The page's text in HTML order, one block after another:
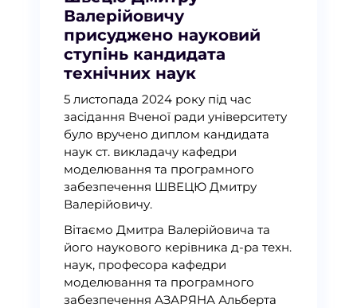
Валерійовичу
присуджено науковий
ступінь кандидата
технічних наук
5 листопада 2024 року під час
засідання Вченої ради університету
було вручено диплом кандидата
наук ст. викладачу кафедри
моделювання та програмного
забезпечення ШВЕЦЮ Дмитру
Валерійовичу.
Вітаємо Дмитра Валерійовича та
його наукового керівника д-ра техн.
наук, професора кафедри
моделювання та програмного
забезпечення АЗАРЯНА Альберта